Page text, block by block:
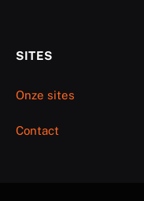
SITES
Onze sites
Contact